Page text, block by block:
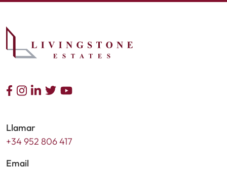
Llamar
+34 952 806 417
Email